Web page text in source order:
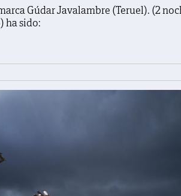
Gúdar Javalambre (Teruel). (2
ha sido: